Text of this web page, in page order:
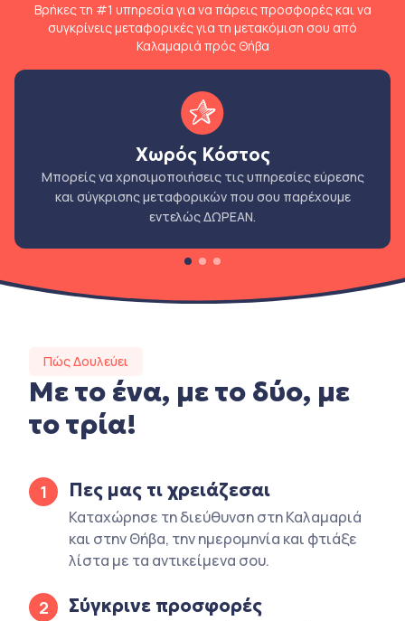
Βρήκες τη #1 υπηρεσία για να πάρεις προσφορές και να
συγκρίνεις μεταφορικές για τη μετακόμιση σου από
Καλαμαριά πρός Θήβα
Χωρός Κόστος
Μπορείς να χρησιμοποιήσεις τις υπηρεσίες εύρεσης
και σύγκρισης μεταφορικών που σου παρέχουμε
εντελώς ΔΩΡΕΑΝ.
Πώς Δουλεύει
Με το ένα, με το δύο, με
το τρία!
1 Πες μας τι χρειάζεσαι
Καταχώρησε τη διεύθυνση στη Καλαμαριά
και στην Θήβα, την ημερομηνία και φτιάξε
λίστα με τα αντικείμενα σου.
2 Σύγκρινε προσφορές